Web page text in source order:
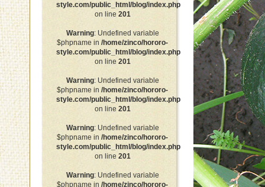
style.com/public_html/blog/index.php
on line 201
Warning: Undefined variable
$phpname in /home/zinco/hororo-
style.com/public_html/blog/index.php
on line 201
Warning: Undefined variable
$phpname in /home/zinco/hororo-
style.com/public_html/blog/index.php
on line 201
Warning: Undefined variable
$phpname in /home/zinco/hororo-
style.com/public_html/blog/index.php
on line 201
Warning: Undefined variable
$phpname in /home/zinco/hororo-